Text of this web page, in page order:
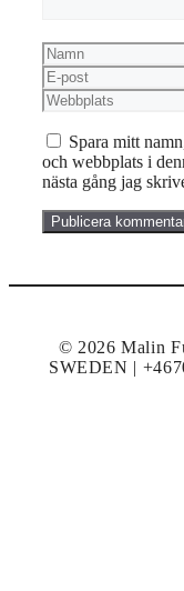
Namn
E-
post
Webbplats
Spara mitt
och webbplats i
nästa gång jag
© 2026 Malin
SWEDEN |